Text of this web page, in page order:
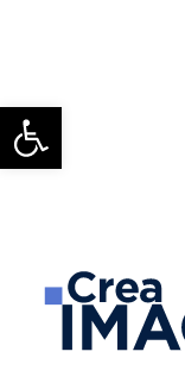
Ouvrir la barre d’outils